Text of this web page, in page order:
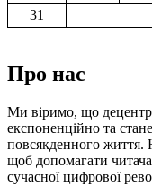
31
Про нас
Ми віримо, що
експоненційно та
повсякденного
щоб допомагати
сучасної цифрової